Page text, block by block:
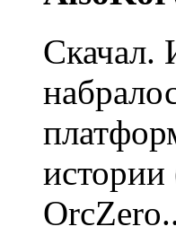
Скачал.